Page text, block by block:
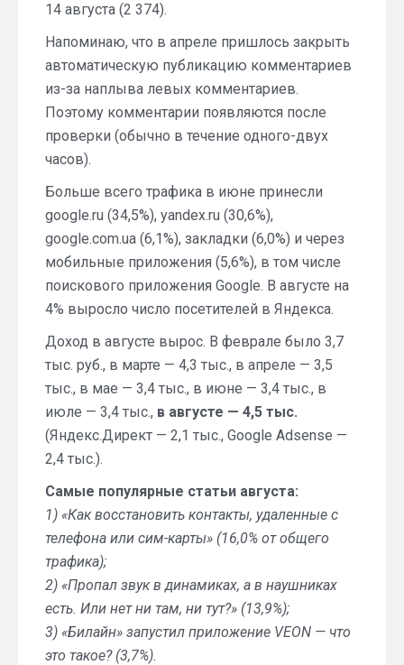
14 августа (2 374).
Напоминаю, что в апреле пришлось закрыть
автоматическую публикацию комментариев
из-за наплыва левых комментариев.
Поэтому комментарии появляются после
проверки (обычно в течение одного-двух
часов).
Больше всего трафика в июне принесли
google.ru (34,5%), yandex.ru (30,6%),
google.com.ua (6,1%), закладки (6,0%) и через
мобильные приложения (5,6%), в том числе
поискового приложения Google. В августе на
4% выросло число посетителей в Яндекса.
Доход в августе вырос. В феврале было 3,7
тыс. руб., в марте — 4,3 тыс., в апреле — 3,5
тыс., в мае — 3,4 тыс., в июне — 3,4 тыс., в
июле — 3,4 тыс., в августе — 4,5 тыс.
(Яндекс.Директ — 2,1 тыс., Google Adsense —
2,4 тыс.).
Самые популярные статьи августа:
1) «Как восстановить контакты, удаленные с
телефона или сим-карты» (16,0% от общего
трафика);
2) «Пропал звук в динамиках, а в наушниках
есть. Или нет ни там, ни тут?» (13,9%);
3) «Билайн» запустил приложение VEON — что
это такое? (3,7%).